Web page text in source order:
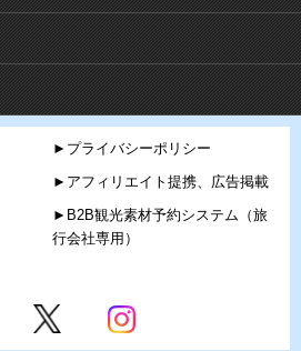
►プライバシーポリシー
►アフィリエイト提携、広告掲載
►B2B観光素材予約システム（旅
行会社専用）